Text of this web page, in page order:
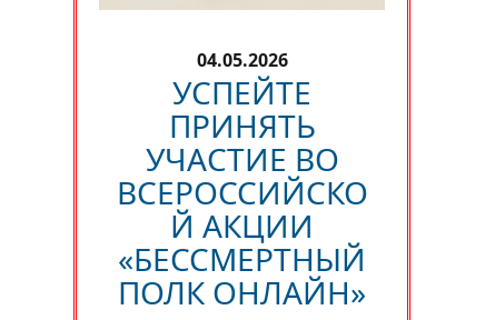
04.05.2026
УСПЕЙТЕ
ПРИНЯТЬ
УЧАСТИЕ ВО
ВСЕРОССИЙСКО
Й АКЦИИ
«БЕССМЕРТНЫЙ
ПОЛК ОНЛАЙН»